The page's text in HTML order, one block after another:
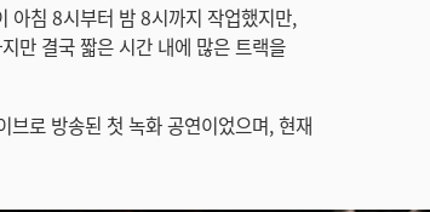
아침 8시부터 밤 8시까지 작업했지만,
만 결국 짧은 시간 내에 많은 트랙을
로 방송된 첫 녹화 공연이었으며, 현재